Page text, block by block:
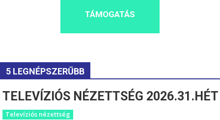
TÁMOGATÁS
5 LEGNÉPSZERŰBB
TELEVÍZIÓS NÉZETTSÉG 2026.31.HÉT
Televíziós nézettség